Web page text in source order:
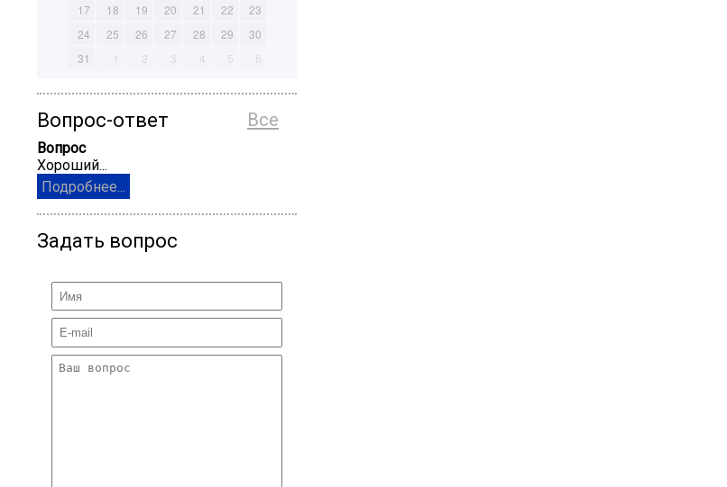
17
18 19 20 21 22
23
24
25 26 27 28 29
30
31
1 2 3 4 5 6
Все
Вопрос-ответ
Вопрос
Хороший...
Подробнее...
Задать вопрос